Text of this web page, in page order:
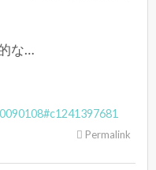
な…
Permalink